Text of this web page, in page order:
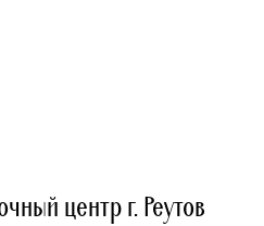
центр г. Реутов